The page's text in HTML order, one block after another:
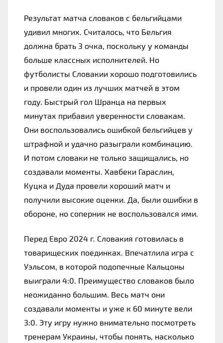
Результат матча словаков с бельгийцами
удивил многих. Считалось, что Бельгия
должна брать 3 очка, поскольку у команды
больше классных исполнителей. Но
футболисты Словакии хорошо подготовились
и провели один из лучших матчей в этом
году. Быстрый гол Шранца на первых
минутах прибавил уверенности словакам.
Они воспользовались ошибкой бельгийцев у
штрафной и удачно разыграли комбинацию.
И потом словаки не только защищались, но
создавали моменты. Хавбеки Гараслин,
Куцка и Дуда провели хороший матч и
получили высокие оценки. Да, были ошибки в
обороне, но соперник не воспользовался ими.
Перед Евро 2024 г. Словакия готовилась в
товарищеских поединках. Впечатлила игра с
Уэльсом, в которой подопечные Кальцоны
выиграли 4:0. Преимущество словаков было
неожиданно большим. Весь матч они
создавали моменты и уже к 60 минуте вели
3:0. Эту игру нужно внимательно посмотреть
тренерам Украины, чтобы понять, насколько